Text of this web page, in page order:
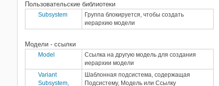
Пользовательские библиотеки
Subsystem
Группа блокируется, чтобы создать
иерархию модели
Модели - ссылки
Model
Ссылка на другую модель для создания
иерархии модели
Variant
Subsystem,
Шаблонная подсистема, содержащая
Подсистему, Модель или Ссылку